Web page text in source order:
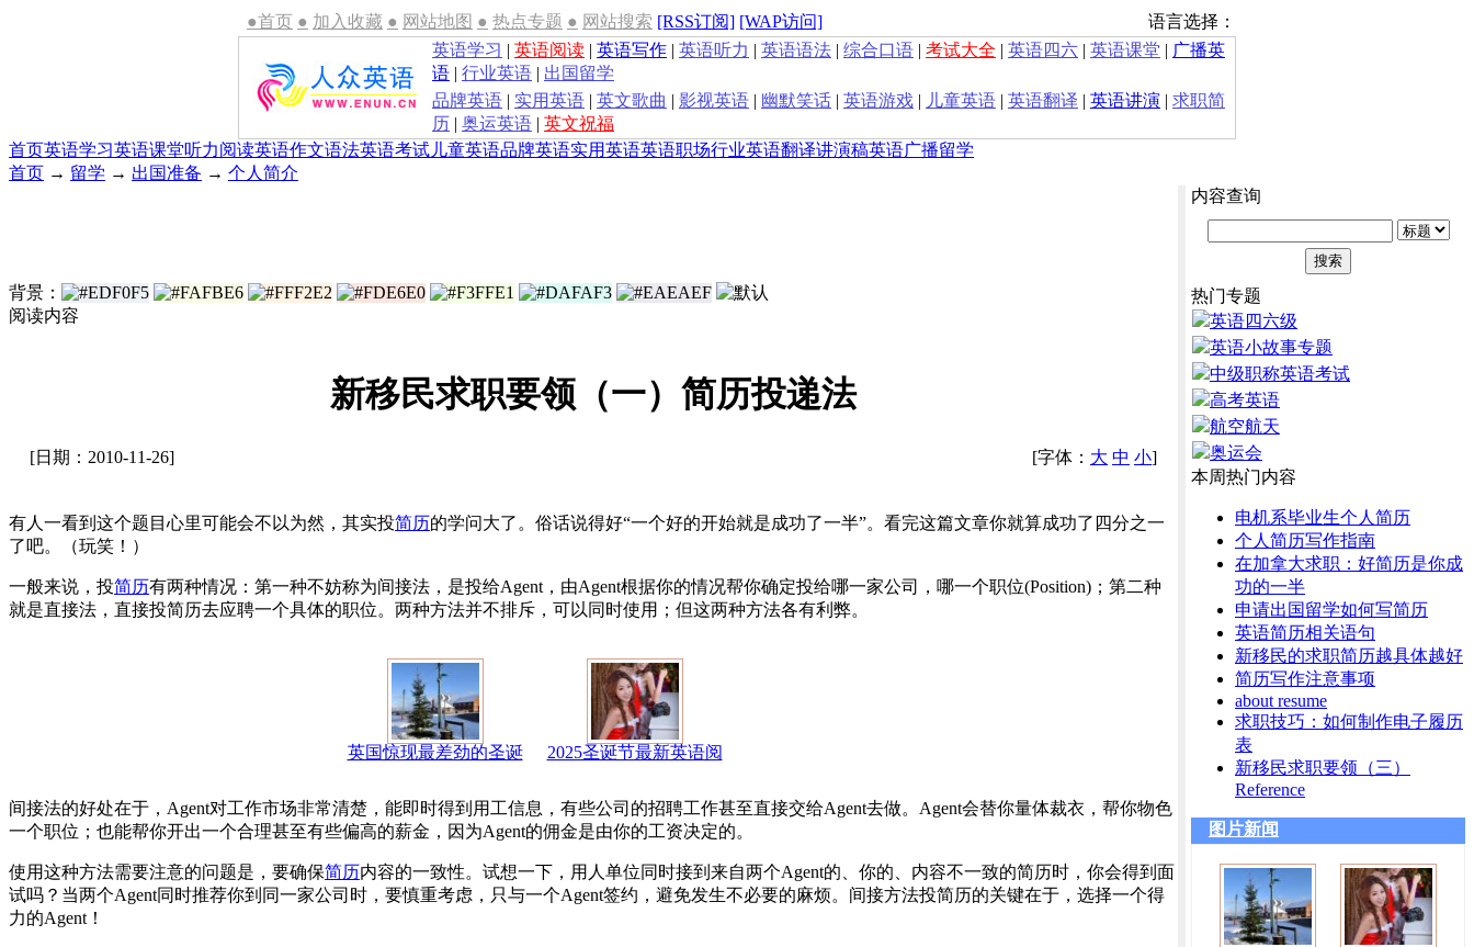
●首页 ● 加入收藏 ● 网站地图 ● 热点专题 ● 网站搜索 [RSS订阅] [WAP访问]
语言选择：
英语学习 | 英语阅读 | 英语写作 | 英语听力 | 英语语法 | 综合口语 | 考试大全 | 英语四六 | 英语课堂 | 广播英
语 | 行业英语 | 出国留学
品牌英语 | 实用英语 | 英文歌曲 | 影视英语 | 幽默笑话 | 英语游戏 | 儿童英语 | 英语翻译 | 英语讲演 | 求职简
历 | 奥运英语 | 英文祝福
首页英语学习英语课堂听力阅读英语作文语法英语考试 儿童英语品牌英语实用英语英语职场行业英语翻译讲演稿英语广播留学
首页 → 留学 → 出国准备 → 个人简介
背景：
阅读内容
新移民求职要领（一）简历投递法
[日期：2010-11-26] [字体： 大 中 小]
有人一看到这个题目心里可能会不以为然，其实投简历的学问大了。俗话说得好“一个好的开始就是成功了一半”。看完这篇文章你就算成功了四分之一
了吧。（玩笑！）
一般来说，投简历有两种情况：第一种不妨称为间接法，是投给Agent，由Agent根据你的情况帮你确定投给哪一家公司，哪一个职位(Position)；第二种
就是直接法，直接投简历去应聘一个具体的职位。两种方法并不排斥，可以同时使用；但这两种方法各有利弊。
英国惊现最差劲的圣诞 2025圣诞节最新英语阅
间接法的好处在于，Agent对工作市场非常清楚，能即时得到用工信息，有些公司的招聘工作甚至直接交给Agent去做。Agent会替你量体裁衣，帮你物色
一个职位；也能帮你开出一个合理甚至有些偏高的薪金，因为Agent的佣金是由你的工资决定的。
使用这种方法需要注意的问题是，要确保简历内容的一致性。试想一下，用人单位同时接到来自两个Agent的、你的、内容不一致的简历时，你会得到面
试吗？当两个Agent同时推荐你到同一家公司时，要慎重考虑，只与一个Agent签约，避免发生不必要的麻烦。间接方法投简历的关键在于，选择一个得
力的Agent！
内容查询
热门专题
英语四六级
英语小故事专题
中级职称英语考试
高考英语
航空航天
奥运会
本周热门内容
电机系毕业生个人简历
个人简历写作指南
在加拿大求职：好简历是你成
功的一半
申请出国留学如何写简历
英语简历相关语句
新移民的求职简历越具体越好
简历写作注意事项
about resume
求职技巧：如何制作电子履历
表
新移民求职要领（三）
Reference
图片新闻